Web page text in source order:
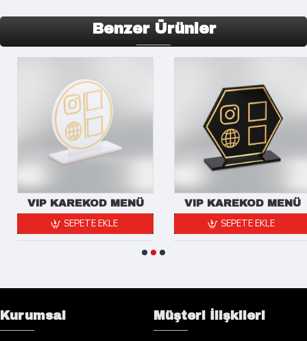
Benzer Ürünler
VIP KAREKOD MENÜ
SEPETE EKLE
VIP KAREKOD MENÜ
SEPETE EKLE
Kurumsal Müşteri İlişkileri